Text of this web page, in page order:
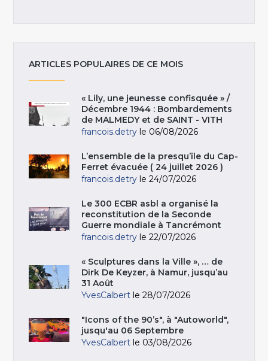
ARTICLES POPULAIRES DE CE MOIS
« Lily, une jeunesse confisquée » /
Décembre 1944 : Bombardements
de MALMEDY et de SAINT - VITH
francois.detry le 06/08/2026
L’ensemble de la presqu’île du Cap-
Ferret évacuée ( 24 juillet 2026 )
francois.detry le 24/07/2026
Le 300 ECBR asbl a organisé la
reconstitution de la Seconde
Guerre mondiale à Tancrémont
francois.detry le 22/07/2026
« Sculptures dans la Ville », … de
Dirk De Keyzer, à Namur, jusqu’au
31 Août
YvesCalbert le 28/07/2026
"Icons of the 90’s", à "Autoworld",
jusqu'au 06 Septembre
YvesCalbert le 03/08/2026